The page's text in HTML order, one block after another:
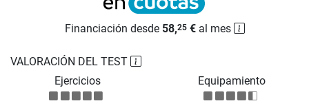
VALORACIÓN DEL TEST
Ejercicios
Equipamiento
Financiación desde 58,25€al mes